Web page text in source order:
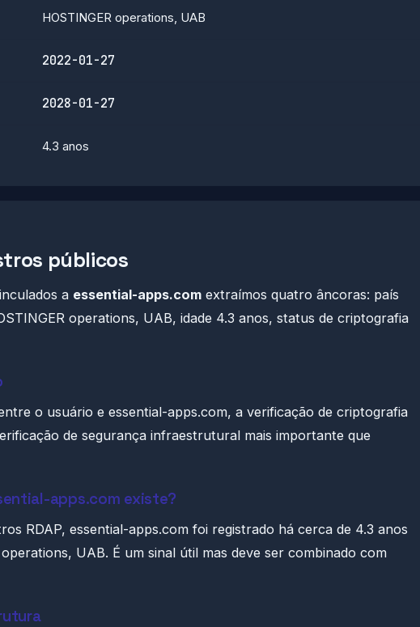
HOSTINGER operations, UAB
2022-01-27
2028-01-27
4.3 anos
públicos
a essential-apps.com extraímos quatro âncoras: país
operations, UAB, idade 4.3 anos, status de criptografia
o usuário e essential-apps.com, a verificação de criptografia
de segurança infraestrutural mais importante que
apps.com existe?
RDAP, essential-apps.com foi registrado há cerca de 4.3 anos
UAB. É um sinal útil mas deve ser combinado com